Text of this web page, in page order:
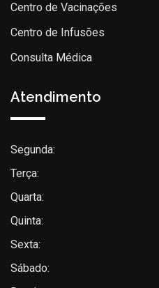
Centro de Vacinações
Centro de Infusões
Consulta Médica
Atendimento
Segunda:
Terça:
Quarta:
Quinta:
Sexta:
Sábado: